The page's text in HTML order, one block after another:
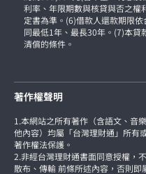
利率、年限期數與核貸與否之權
定書為準。(6)借款人還款期限
同最低1年、最長30年。(7)本貸
清償的條件。
著作權聲明
1.本網站之所有著作（含語文、音
他內容）均屬「台灣理財通」所有
著作權法保護。
2.非經台灣理財通書面同意授權，
散布、傳輸 前條所述內容，否則